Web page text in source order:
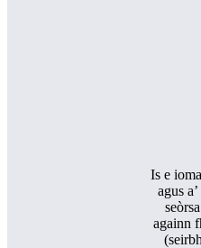
Is e
agus
againn